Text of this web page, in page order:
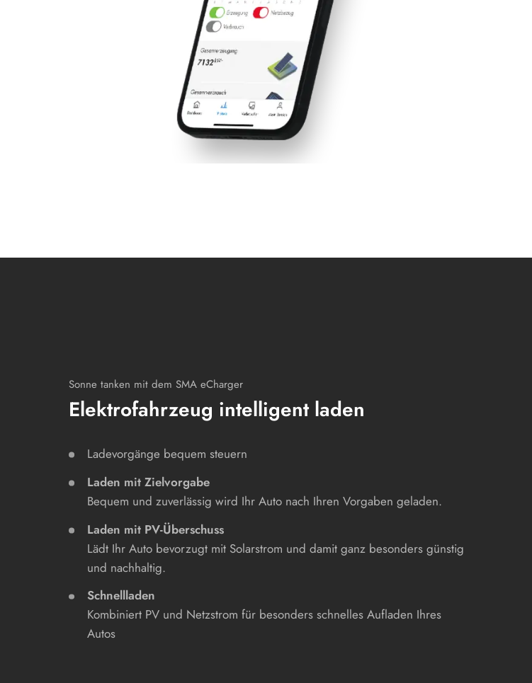
Sonne tanken mit dem SMA eCharger
Elektrofahrzeug intelligent laden
Ladevorgänge bequem steuern
Laden mit Zielvorgabe
Bequem und zuverlässig wird Ihr Auto nach Ihren Vorgaben geladen.
Laden mit PV-Überschuss
Lädt Ihr Auto bevorzugt mit Solarstrom und damit ganz besonders günstig
und nachhaltig.
Schnellladen
Kombiniert PV und Netzstrom für besonders schnelles Aufladen Ihres
Autos